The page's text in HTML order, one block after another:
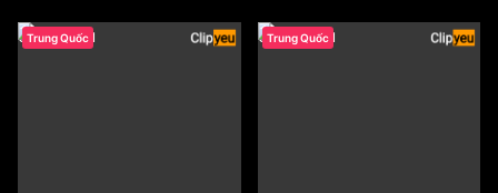
Trung Quốc
odd Trung Quốc
odd